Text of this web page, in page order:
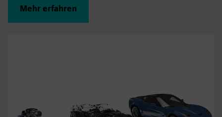
Mehr erfahren